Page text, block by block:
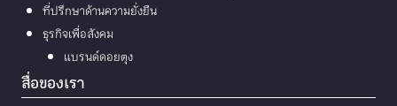
ที่ปรึกษาด้านความยั่งยืน
ธุรกิจเพื่อสังคม
แบรนด์ดอยตุง
สื่อของเรา